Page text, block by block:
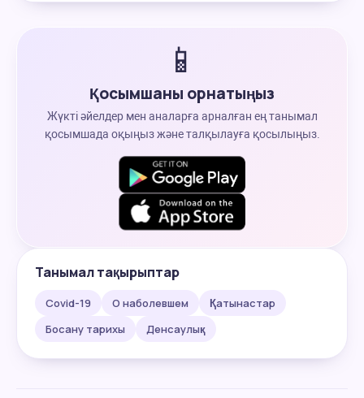
📱
Қосымшаны орнатыңыз
Жүкті әйелдер мен аналарға арналған ең танымал
қосымшада оқыңыз және талқылауға қосылыңыз.
Танымал тақырыптар
Covid-19 О наболевшем
Қатынастар
Босану тарихы
Денсаулық